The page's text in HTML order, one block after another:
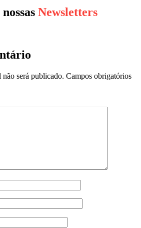
Newsletters
não será publicado. Campos obrigatórios